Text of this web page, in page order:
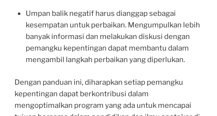
Umpan balik negatif harus dianggap sebagai
kesempatan untuk perbaikan. Mengumpulkan lebih
banyak informasi dan melakukan diskusi dengan
pemangku kepentingan dapat membantu dalam
mengambil langkah perbaikan yang diperlukan.
Dengan panduan ini, diharapkan setiap pemangku
kepentingan dapat berkontribusi dalam
mengoptimalkan program yang ada untuk mencapai